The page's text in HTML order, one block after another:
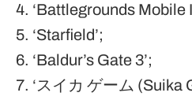
‘Battlegrounds Mobile
‘Starfield’;
‘Baldur’s Gate 3’;
‘スイカ ゲーム (Suika